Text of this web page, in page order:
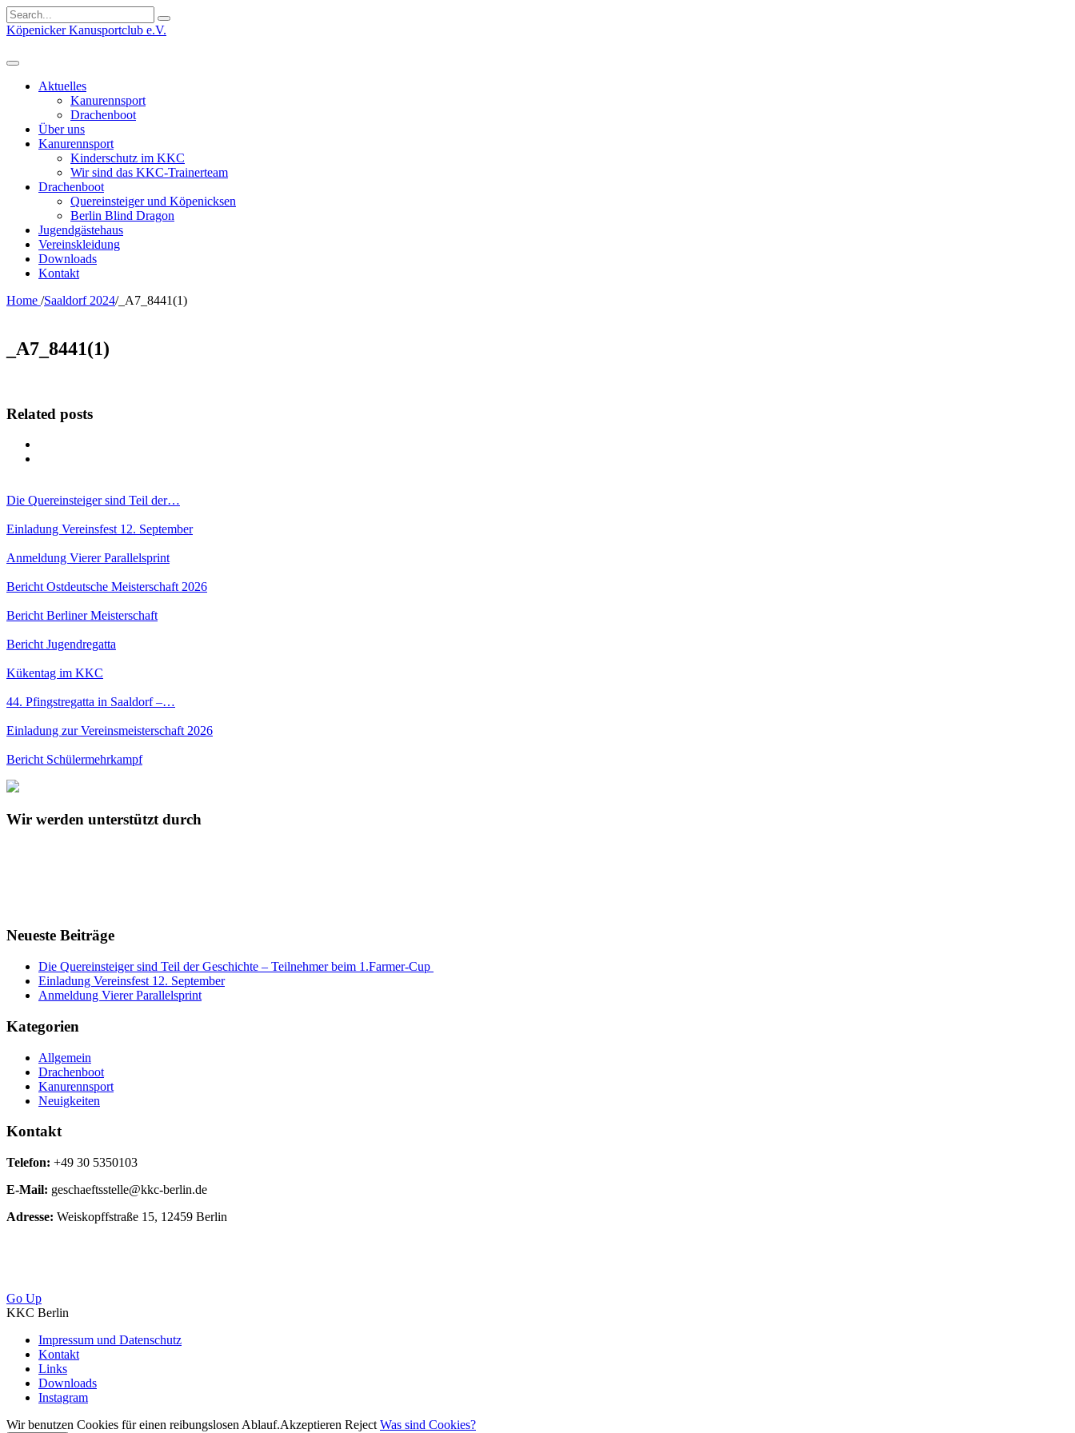
Search
for:
Köpenicker Kanusportclub e.V.
Aktuelles
Kanurennsport
Drachenboot
Über uns
Kanurennsport
Kinderschutz im KKC
Wir sind das KKC-Trainerteam
Drachenboot
Quereinsteiger und Köpenicksen
Berlin Blind Dragon
Jugendgästehaus
Vereinskleidung
Downloads
Kontakt
Home /Saaldorf 2024/_A7_8441(1)
_A7_8441(1)
Related posts
Die Quereinsteiger sind Teil der…
Einladung Vereinsfest 12. September
Anmeldung Vierer Parallelsprint
Bericht Ostdeutsche Meisterschaft 2026
Bericht Berliner Meisterschaft
Bericht Jugendregatta
Kükentag im KKC
44. Pfingstregatta in Saaldorf –…
Einladung zur Vereinsmeisterschaft 2026
Bericht Schülermehrkampf
Wir werden unterstützt durch
Neueste Beiträge
Die Quereinsteiger sind Teil der Geschichte – Teilnehmer beim 1.Farmer-Cup
Einladung Vereinsfest 12. September
Anmeldung Vierer Parallelsprint
Kategorien
Allgemein
Drachenboot
Kanurennsport
Neuigkeiten
Kontakt
Telefon: +49 30 5350103
E-Mail: geschaeftsstelle@kkc-berlin.de
Adresse: Weiskopffstraße 15, 12459 Berlin
Go Up
KKC Berlin
Impressum und Datenschutz
Kontakt
Links
Downloads
Instagram
Wir benutzen Cookies für einen reibungslosen Ablauf.Akzeptieren Reject Was sind Cookies?